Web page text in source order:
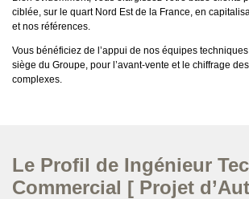
ciblée, sur le quart Nord Est de la France, en
et nos références.
Vous bénéficiez de l’appui de nos équipes
siège du Groupe, pour l’avant-vente et le chiffrage
complexes.
Le Profil de Ingénieur
Commercial [ Projet